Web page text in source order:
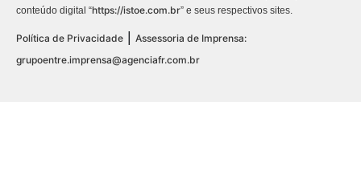
conteúdo digital “https://istoe.com.br” e seus respectivos sites.
Política de Privacidade
Assessoria de Imprensa:
grupoentre.imprensa@agenciafr.com.br